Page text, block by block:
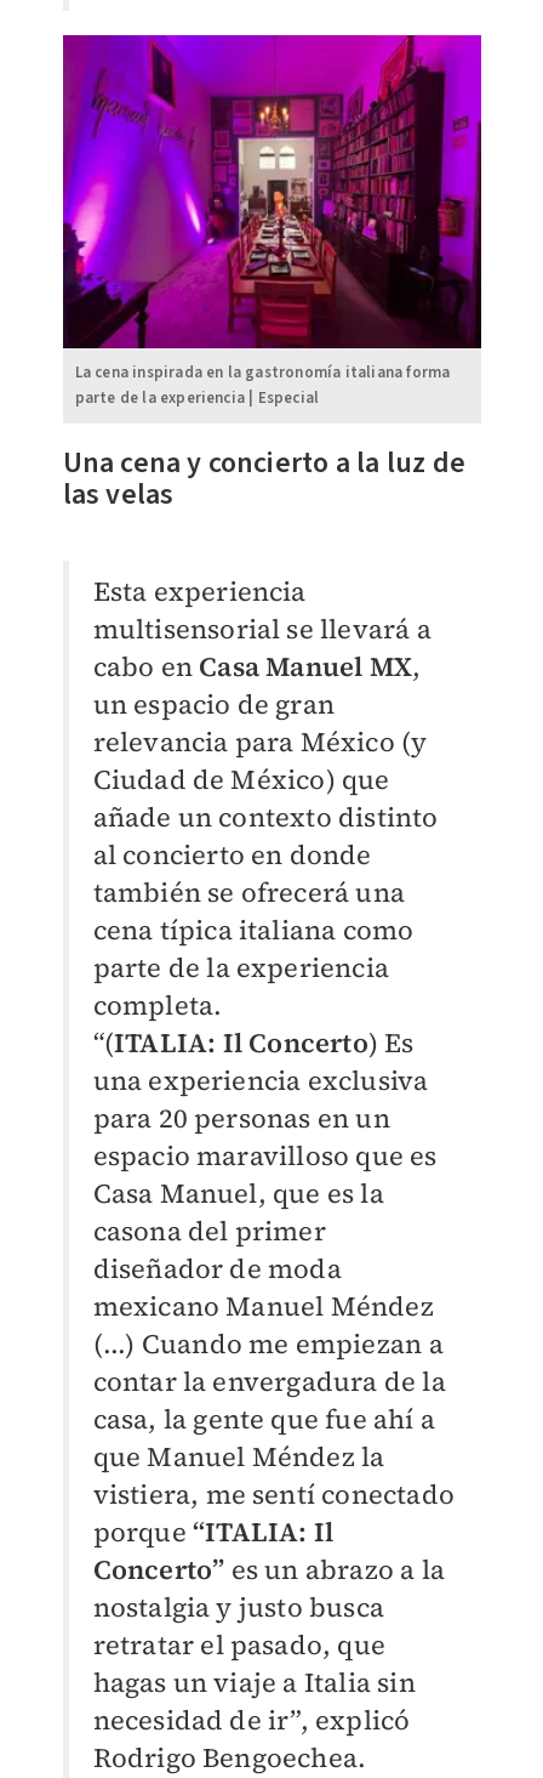
La cena inspirada en la gastronomía italiana forma
parte de la experiencia | Especial
Una cena y concierto a la luz de
las velas
Esta experiencia
multisensorial se llevará a
cabo en Casa Manuel MX,
un espacio de gran
relevancia para México (y
Ciudad de México) que
añade un contexto distinto
al concierto en donde
también se ofrecerá una
cena típica italiana como
parte de la experiencia
completa.
“(ITALIA: Il Concerto) Es
una experiencia exclusiva
para 20 personas en un
espacio maravilloso que es
Casa Manuel, que es la
casona del primer
diseñador de moda
mexicano Manuel Méndez
(...) Cuando me empiezan a
contar la envergadura de la
casa, la gente que fue ahí a
que Manuel Méndez la
vistiera, me sentí conectado
porque “ITALIA: Il
Concerto” es un abrazo a la
nostalgia y justo busca
retratar el pasado, que
hagas un viaje a Italia sin
necesidad de ir”, explicó
Rodrigo Bengoechea.